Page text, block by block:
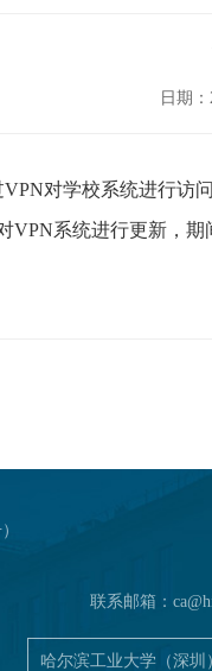
日期
VPN对学校系统进行访
VPN系统进行更新，
联系邮箱：
哈尔滨工业大学（深